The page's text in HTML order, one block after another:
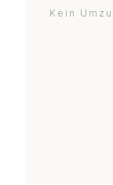
Kein